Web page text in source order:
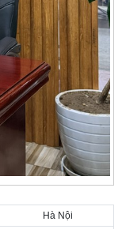
Hà Nội